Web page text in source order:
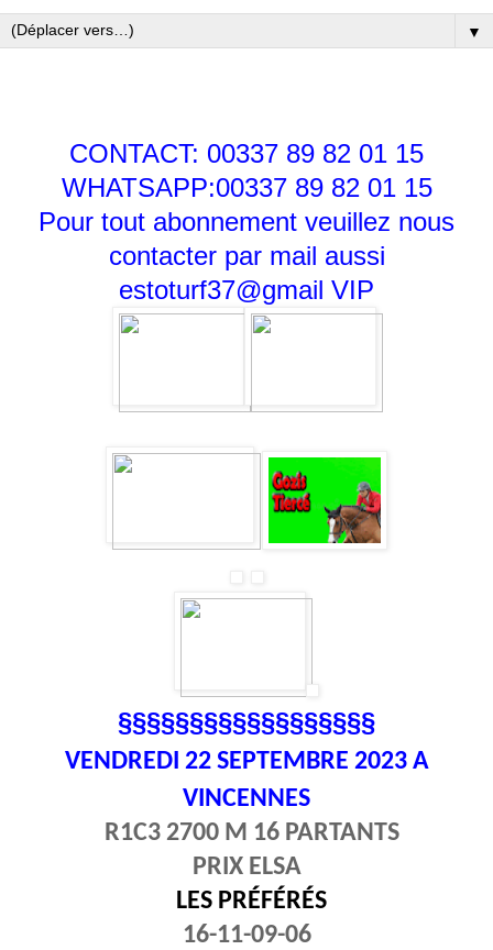
▼
CONTACT: 00337 89 82 01 15
WHATSAPP:00337 89 82 01 15
Pour tout abonnement veuillez nous
contacter par mail aussi
estoturf37@gmail VIP
§§§§§§§§§§§§§§§§§§
VENDREDI 22SEPTEMBRE 2023 A
VINCENNES
R1C3 2700 M 16 PARTANTS
PRIX ELSA
LES PRÉFÉRÉS
16-11-09-06